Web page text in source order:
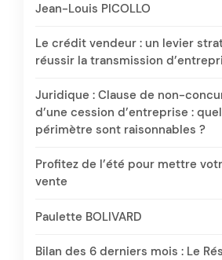
Jean-Louis PICOLLO
Le crédit vendeur : un levier
réussir la transmission
Juridique : Clause de non-
d’une cession d’entreprise :
périmètre sont raisonnables ?
Profitez de l’été pour mettre
vente
Paulette BOLIVARD
Bilan des 6 derniers mois : Le